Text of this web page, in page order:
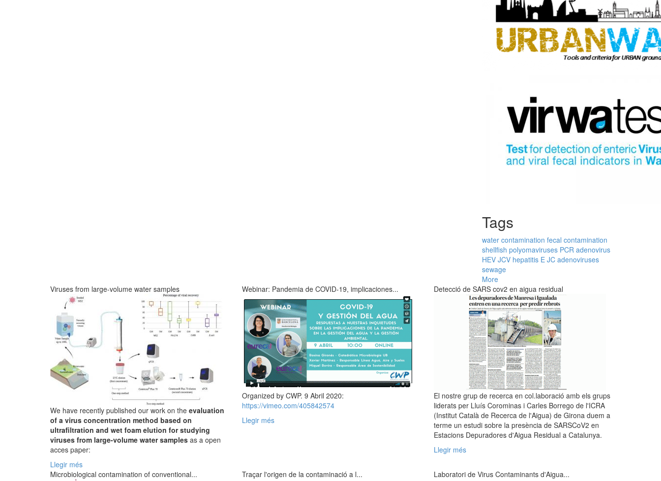
Tags
water contamination fecal contamination
shellfish polyomaviruses PCR adenovirus
HEV JCV hepatitis E JC adenoviruses
sewage
More
Viruses from large-volume water samples
We have recently published our work on the evaluation
of a virus concentration method based on
ultrafiltration and wet foam elution for studying
viruses from large-volume water samples as a open
acces paper:
Llegir més
Webinar: Pandemia de COVID-19, implicaciones...
Organized by CWP. 9 Abril 2020:
https://vimeo.com/405842574
Llegir més
Detecció de SARS cov2 en aigua residual
El nostre grup de recerca en col.laboració amb els grups
liderats per Lluís Corominas i Carles Borrego de l'ICRA
(Institut Català de Recerca de l'Aigua) de Girona duem a
terme un estudi sobre la presència de SARSCoV2 en
Estacions Depuradores d'Aigua Residual a Catalunya.
Llegir més
Microbiological contamination of conventional...
Traçar l'origen de la contaminació a l...
Laboratori de Virus Contaminants d'Aigua...